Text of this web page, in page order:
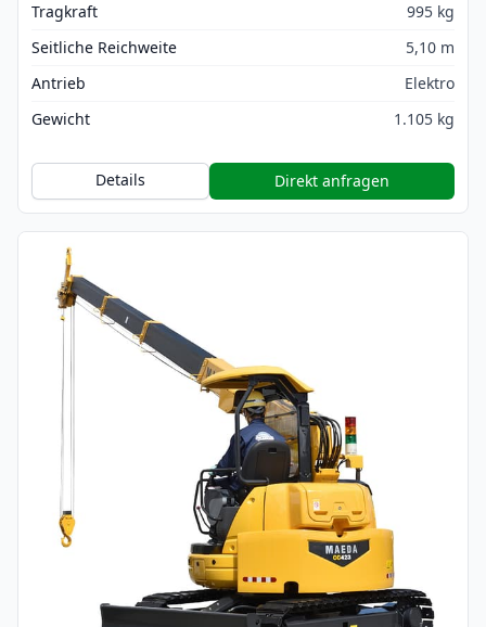
Tragkraft
995 kg
Seitliche Reichweite
5,10 m
Antrieb
Elektro
Gewicht
1.105 kg
Details Direkt anfragen